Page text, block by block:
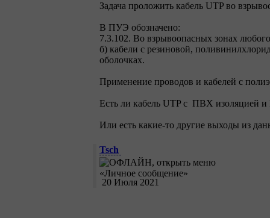
Задача проложить кабель UTP во
В ПУЭ обозначено:
7.3.102. Во взрывоопасных зонах
б) кабели с резиновой,
оболочках.
Применение проводов и кабелей с
Есть ли кабель UTP c ПВХ изоляцией
Или есть какие-то другие выходы из
Tsch
20 Июля 2021